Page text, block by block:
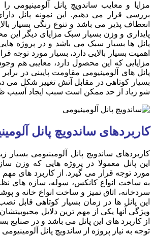
مزایا و معایب ساندویچ پانل آلومینیومی
بررسی قرار می دهیم. این نمونه پانل
انعطاف پذیر می باشد و تنوع رنگی بسیار
پایداری و وزن بسیار سبک مزایای دیگر
پانل ها بسیار سبک می باشد و در پروژه
اهمیت بسیار بالایی دارد، بسیار مورد توجه
مزایایی که این محصول دارد، معایبی هم
پانل های آلومینیومی مقاومت پایینی در
بسیار کوتاهی در مقابل آتش تغییر شکل
شو زیاد از حد ممکن است سبب ایجاد آسیب
کاربردهای ساندویچ پانل
کاربردهای ساندویچ پانل آلومینیومی بسیار
این پانل معمولا در پروژه هایی که وزن
مورد توجه قرار می گیرد. از کاربرد های
به ساخت انواع کانکس، سوله، سازه های
سردخانه، اتاق تمیز و ساخت انواع خانه و
این پانل ها در زمان بسیار کوتاهی قابل
ویژگی آنها یکی از مهم ترین دلایل
از کاربرد های این پانل می باشد و در صنایع
توجه به نیاز پروژه از ساندویچ پانل